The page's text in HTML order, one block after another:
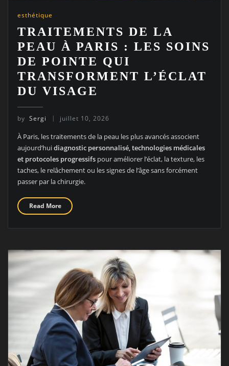
esthétique
TRAITEMENTS DE LA
PEAU À PARIS : LES SOINS
DE POINTE QUI
TRANSFORMENT L’ÉCLAT
DU VISAGE
by Sergi juillet 10, 2026
À Paris, les traitements de la peau les plus avancés associent
aujourd’huidiagnostic personnalisé, technologies médicales
et protocoles progressifspour améliorer l’éclat, la texture, les
taches, le relâchement ou les signes de l’âge sans forcément
passer par la chirurgie.
Read More